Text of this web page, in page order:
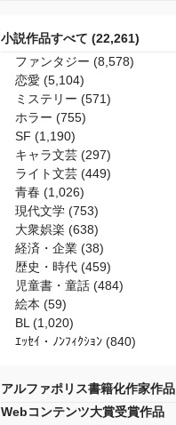
小説作品すべて (22,261)
ファンタジー (8,578)
恋愛 (5,104)
ミステリー (571)
ホラー (755)
SF (1,190)
キャラ文芸 (297)
ライト文芸 (449)
青春 (1,026)
現代文学 (753)
大衆娯楽 (638)
経済・企業 (38)
歴史・時代 (459)
児童書・童話 (484)
絵本 (59)
BL (1,020)
ｴｯｾｲ・ﾉﾝﾌｨｸｼｮﾝ (840)
アルファポリス書籍化作家作品
Webコンテンツ大賞受賞作品